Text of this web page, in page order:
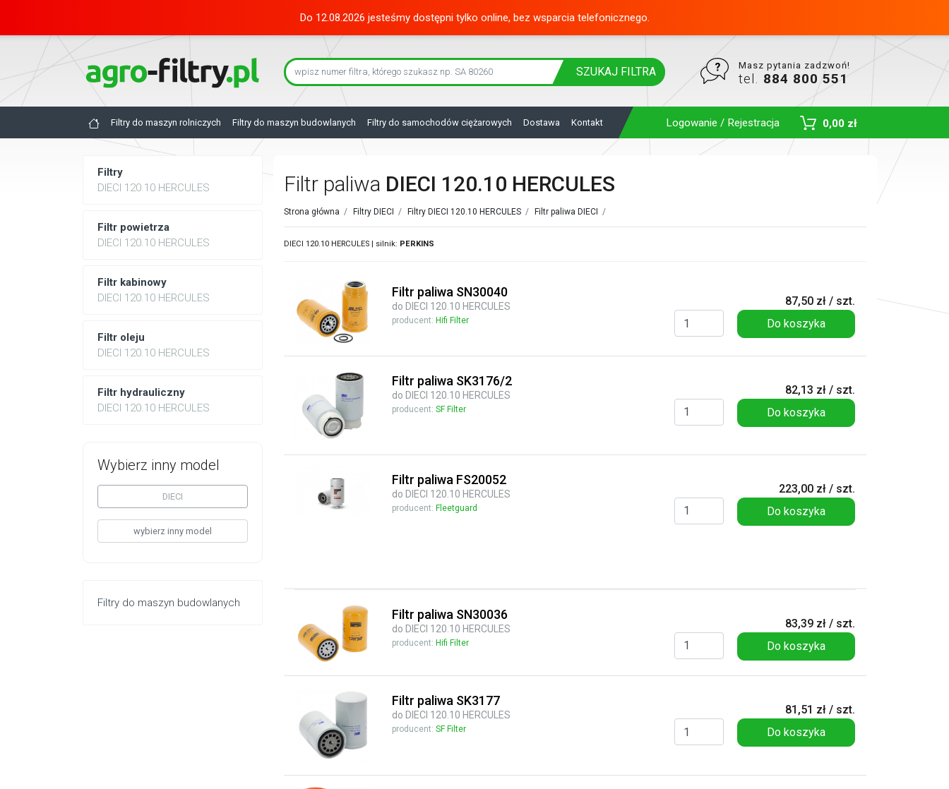
Do 12.08.2026 jesteśmy dostępni tylko online, bez wsparcia telefonicznego.
SZUKAJ FILTRA Masz pytania zadzwoń!
tel. 884 800 551
Filtry do maszyn rolniczych Filtry do maszyn budowlanych Filtry do samochodów ciężarowych Dostawa Kontakt Logowanie / Rejestracja 0,00 zł
Toggle Dropdown
Filtry
DIECI 120.10 HERCULES
Filtr powietrza
DIECI 120.10 HERCULES
Filtr kabinowy
DIECI 120.10 HERCULES
Filtr oleju
DIECI 120.10 HERCULES
Filtr hydrauliczny
DIECI 120.10 HERCULES
Wybierz inny model
DIECI
wybierz inny model
Filtry do maszyn budowlanych
Filtr paliwa DIECI 120.10 HERCULES
Strona główna / Filtry DIECI / Filtry DIECI 120.10 HERCULES / Filtr paliwa DIECI /
DIECI 120.10 HERCULES | silnik: PERKINS
Filtr paliwa SN30040
do DIECI 120.10 HERCULES
producent: Hifi Filter
87,50 zł / szt.
Do koszyka
Filtr paliwa SK3176/2
do DIECI 120.10 HERCULES
producent:SF Filter
82,13 zł / szt.
Do koszyka
Filtr paliwa FS20052
do DIECI 120.10 HERCULES
producent:Fleetguard
223,00 zł / szt.
Do koszyka
Filtr paliwa SN30036
do DIECI 120.10 HERCULES
producent:Hifi Filter
83,39 zł / szt.
Do koszyka
Filtr paliwa SK3177
do DIECI 120.10 HERCULES
producent:SF Filter
81,51 zł / szt.
Do koszyka